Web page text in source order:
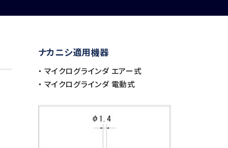
クログラインダTOP
検索する
超音波
ソニックカッターZERO
ナカニシ適用機器
・ マイクログラインダ エアー式
・ マイクログラインダ 電動式